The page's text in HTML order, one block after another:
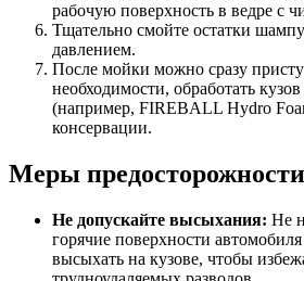
рабочую поверхность в ведре с
Тщательно смойте остатки
давлением.
После мойки можно сразу
необходимости, обработать
(например, FIREBALL Hydro
консервации.
Меры предосторожности
Не допускайте высыхания: Не
горячие поверхности
высыхать на кузове, чтобы